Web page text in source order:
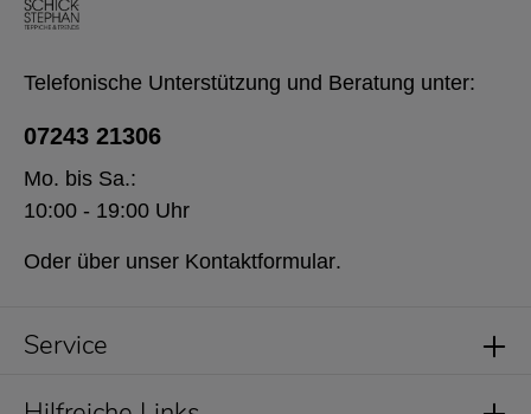
Service
Telefonische Unterstützung und Beratung unter:
07243 21306
Mo. bis Sa.:
10:00 - 19:00 Uhr
Oder über unser Kontaktformular.